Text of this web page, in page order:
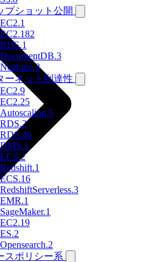
プショット公開
EC2.1
EC2.182
RDS.1
DocumentDB.3
Neptune.3
ーネット到達性
EC2.9
EC2.25
Autoscaling.5
RDS.2
RDS.46
DMS.1
ECS.2
Redshift.1
ECS.16
RedshiftServerless.3
EMR.1
SageMaker.1
EC2.19
ES.2
Opensearch.2
スポリシー系